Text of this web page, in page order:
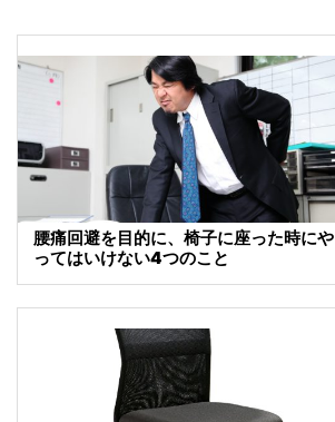
腰痛回避を目的に、椅子に座った時にや
ってはいけない4つのこと